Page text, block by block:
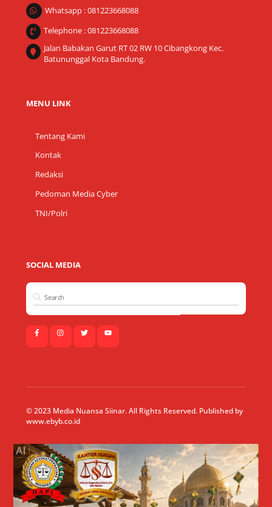
Whatsapp : 081223668088
Telephone : 081223668088
Jalan Babakan Garut RT 02 RW 10 Cibangkong Kec.
Batununggal Kota Bandung.
MENU LINK
Tentang Kami
Kontak
Redaksi
Pedoman Media Cyber
TNI/Polri
SOCIAL MEDIA
© 2023 Media Nuansa Siinar. All Rights Reserved. Published by
www.ebyb.co.id